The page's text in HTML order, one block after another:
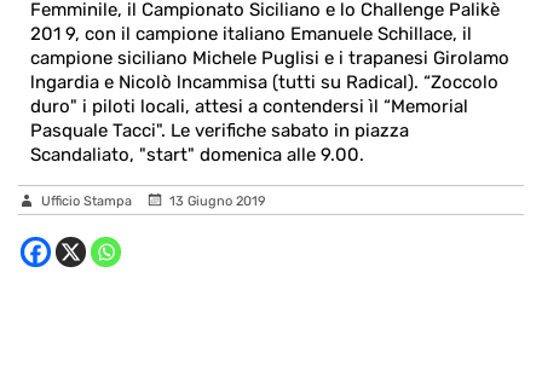
Femminile, ​il Campionato​ Siciliano e lo Challenge Palikè
201 9, con il campione italiano Emanuele Schillace, il
campione siciliano Michele Puglisi e i trapanesi Girolamo
lngardia e Nicolò lncammisa (tutti su Radical). “Zoccolo
duro" i piloti locali, attesi a contendersi ìl “Memorial
Pasquale Tacci". Le verifiche sabato in piazza
Scandaliato, "start" domenica alle 9.00.
Ufficio Stampa 13 Giugno 2019